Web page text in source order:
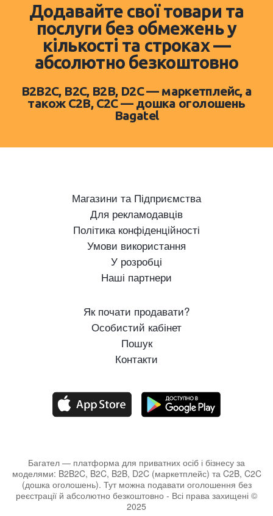
Додавайте свої товари та
послуги без обмежень у
кількості та строках —
абсолютно безкоштовно
B2B2C, B2C, B2B, D2C — маркетплейс, а
також C2B, C2C — дошка оголошень
Bagatel
Магазини та Підприємства
Для рекламодавців
Політика конфіденційності
Умови використання
У розробці
Наші партнери
Як почати продавати?
Особистий кабінет
Пошук
Контакти
Багател — платформа для приватних осіб і бізнесу за
моделями: B2B2C, B2C, B2B, D2C (маркетплейс) та C2B, C2C
(дошка оголошень). Тут можна подавати оголошення без
реєстрації й абсолютно безкоштовно - Всі права захищені ©
2025